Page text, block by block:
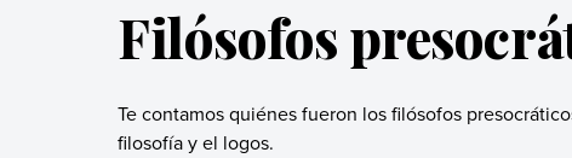
Filósofos
Te contamos quiénes fueron los filósofos
filosofía y el logos.